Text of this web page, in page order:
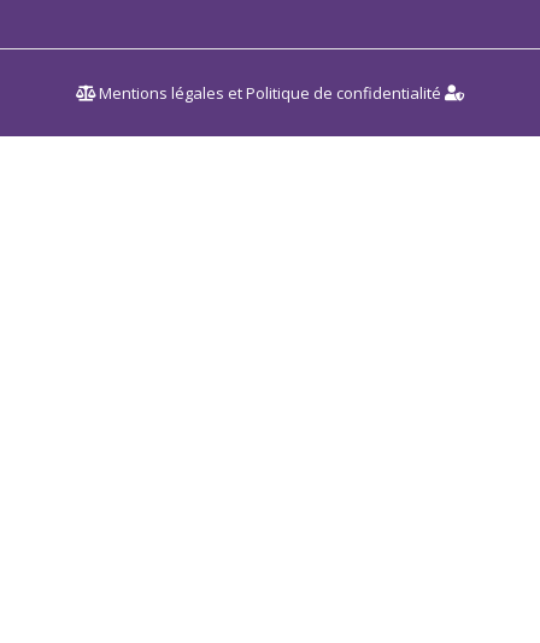
Mentions légales etPolitique de confidentialité